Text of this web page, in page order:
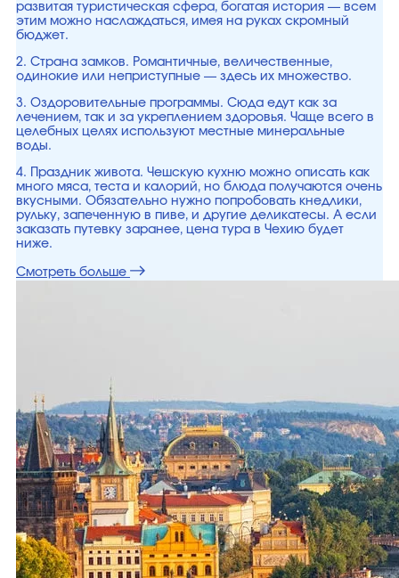
развитая туристическая сфера, богатая история — всем
этим можно наслаждаться, имея на руках скромный
бюджет.
2. Страна замков. Романтичные, величественные,
одинокие или неприступные — здесь их множество.
3. Оздоровительные программы. Сюда едут как за
лечением, так и за укреплением здоровья. Чаще всего в
целебных целях используют местные минеральные
воды.
4. Праздник живота. Чешскую кухню можно описать как
много мяса, теста и калорий, но блюда получаются очень
вкусными. Обязательно нужно попробовать кнедлики,
рульку, запеченную в пиве, и другие деликатесы. А если
заказать путевку заранее, цена тура в Чехию будет
ниже.
Смотреть больше